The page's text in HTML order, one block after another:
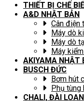
THIẾT BỊ CHẾ
A&D NHẬT BẢN
Cân điện
Máy dò
Máy dò
Máy
AKIYAMA NHẬT
BUSCH ĐỨC
Bơm hút
Phụ tùng
CHALI, ĐÀI LOAN